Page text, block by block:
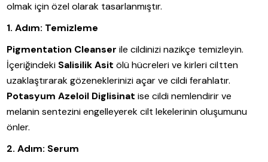
olmak için özel olarak tasarlanmıştır.
1. Adım: Temizleme
Pigmentation Cleanser ile cildinizi nazikçe temizleyin.
İçeriğindeki Salisilik Asit ölü hücreleri ve kirleri ciltten
uzaklaştırarak gözeneklerinizi açar ve cildi ferahlatır.
Potasyum Azeloil Diglisinat ise cildi nemlendirir ve
melanin sentezini engelleyerek cilt lekelerinin oluşumunu
önler.
2. Adım: Serum